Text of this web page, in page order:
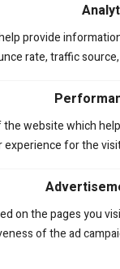
provide
rate, traffic source,
website which
for the
on the pages you
of the ad